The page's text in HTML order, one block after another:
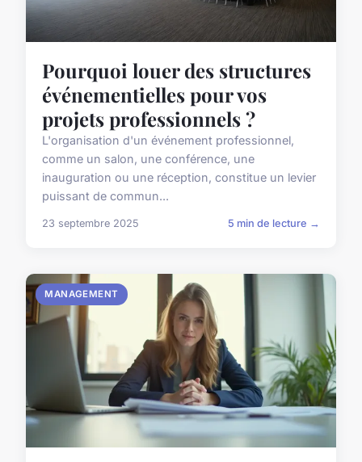
Pourquoi louer des structures
événementielles pour vos
projets professionnels ?
L'organisation d'un événement professionnel,
comme un salon, une conférence, une
inauguration ou une réception, constitue un levier
puissant de commun...
23 septembre 2025 5 min de lecture →
MANAGEMENT